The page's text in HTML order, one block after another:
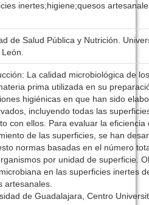
inertes;higiene;quesos
de Salud Pública y Nutrición.
La calidad microbiológica de
prima utilizada en su
higiénicas en que han sido
incluyendo todas las
con ellos. Para evaluar la eficiencia
de las superficies, se han
normas basadas en el número
por unidad de superficie.
en las superficies inertes
artesanales.
de Guadalajara, Centro